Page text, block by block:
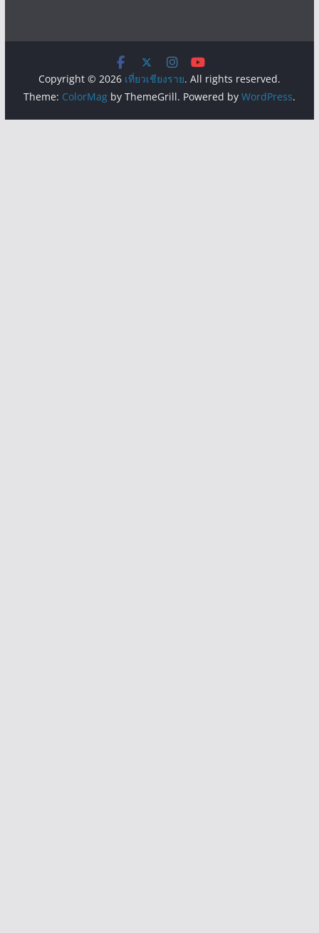
Copyright © 2026 เที่ยวเชียงราย. All rights reserved.
Theme: ColorMagby ThemeGrill. Powered by WordPress.